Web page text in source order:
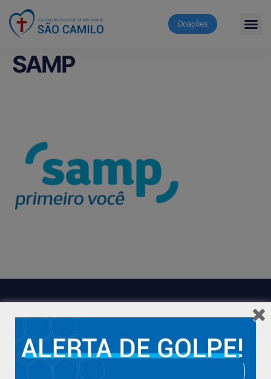
Doações
SAMP
Hospital São Camilo – há mais de 50 anos cuidando da saúde
com qualidade, acolhimento e compromisso com a vida em